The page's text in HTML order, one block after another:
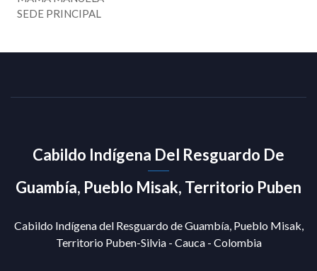
Cabildo Indígena Del Resguardo De
Guambía, Pueblo Misak, Territorio Puben
Cabildo Indígena del Resguardo de Guambía, Pueblo Misak,
Territorio Puben-Silvia - Cauca - Colombia